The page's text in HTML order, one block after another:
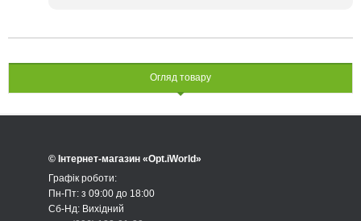
Огляд товару
© Інтернет-магазин «Opt.iWorld»
Графік роботи:
Пн-Пт: з 09:00 до 18:00
Сб-Нд: Вихідний